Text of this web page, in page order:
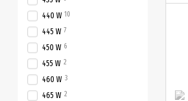
440 W 10
445 W 7
450 W 6
455 W 2
460 W 3
465 W 2